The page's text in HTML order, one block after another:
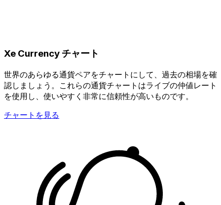
Xe Currency チャート
世界のあらゆる通貨ペアをチャートにして、過去の相場を確
認しましょう。これらの通貨チャートはライブの仲値レート
を使用し、使いやすく非常に信頼性が高いものです。
チャートを見る